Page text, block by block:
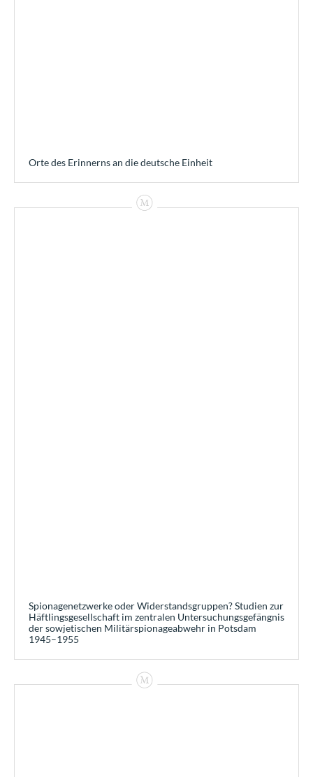
Orte des Erinnerns an die deutsche Einheit
Spionagenetzwerke oder Widerstandsgruppen? Studien zur
Häftlingsgesellschaft im zentralen Untersuchungsgefängnis
der sowjetischen Militärspionageabwehr in Potsdam
1945–1955